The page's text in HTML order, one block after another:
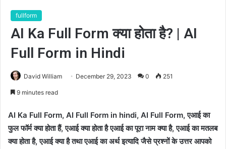
fullform
AI Ka Full Form क्या होता है? | AI
Full Form in Hindi
David William December 29, 2023 0 251
9 minutes read
AI Ka Full Form, AI Full Form in hindi, AI Full Form, एआई का
फुल फॉर्म क्या होता हैं, एआई क्या होता है एआई का पूरा नाम क्या है, एआई का मतलब
क्या होता है, एआई क्या है तथा एआई का अर्थ इत्यादि जैसे प्रश्नों के उत्तर आपको